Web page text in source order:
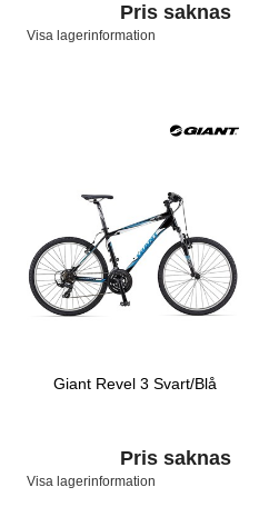
Pris saknas
Visa lagerinformation
Giant Revel 3 Svart/Blå
Pris saknas
Visa lagerinformation